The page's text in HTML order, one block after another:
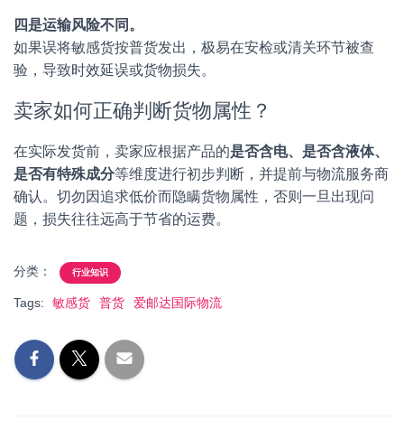
四是运输风险不同。
如果误将敏感货按普货发出，极易在安检或清关环节被查
验，导致时效延误或货物损失。
卖家如何正确判断货物属性？
在实际发货前，卖家应根据产品的是否含电、是否含液体、
是否有特殊成分等维度进行初步判断，并提前与物流服务商
确认。切勿因追求低价而隐瞒货物属性，否则一旦出现问
题，损失往往远高于节省的运费。
分类： 行业知识
Tags: 敏感货 普货 爱邮达国际物流